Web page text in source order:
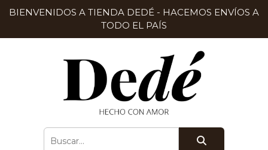
BIENVENIDOS A TIENDA DEDÉ - HACEMOS ENVÍOS A
TODO EL PAÍS